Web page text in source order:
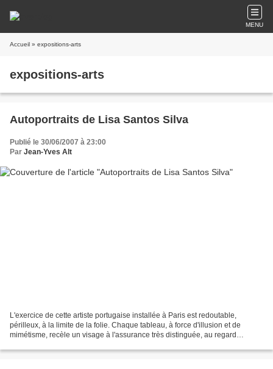
MENU
Accueil » expositions-arts
expositions-arts
Autoportraits de Lisa Santos Silva
Publié le 30/06/2007 à 23:00
Par Jean-Yves Alt
L'exercice de cette artiste portugaise installée à Paris est redoutable,
périlleux, à la limite de la folie. Chaque tableau, à force d'illusion et de
mimétisme, recèle un visage à l'assurance très distinguée, au regard